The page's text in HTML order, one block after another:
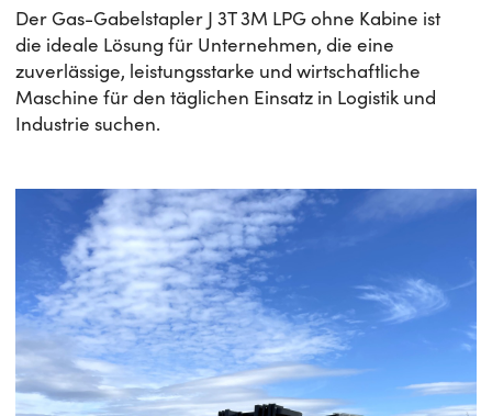
Der Gas-Gabelstapler J 3T 3M LPG ohne Kabine ist
die ideale Lösung für Unternehmen, die eine
zuverlässige, leistungsstarke und wirtschaftliche
Maschine für den täglichen Einsatz in Logistik und
Industrie suchen.